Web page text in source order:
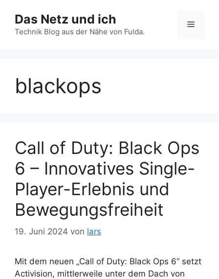
Inhalt
springen
Das Netz und ich
Technik Blog aus der Nähe von Fulda.
Menü
blackops
Call of Duty: Black Ops
6 – Innovatives Single-
Player-Erlebnis und
Bewegungsfreiheit
19. Juni 2024 von lars
Mit dem neuen „Call of Duty: Black Ops 6“ setzt
Activision, mittlerweile unter dem Dach von